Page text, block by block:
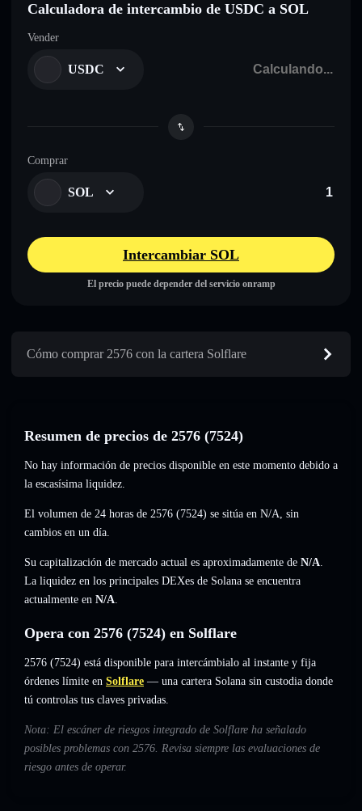
Calculadora de intercambio de USDC a SOL
Vender
USDC
Comprar
SOL
Intercambiar SOL
El precio puede depender del servicio onramp
Cómo comprar 2576 con la cartera Solflare
Resumen de precios de 2576 (7524)
No hay información de precios disponible en este momento debido a
la escasísima liquidez.
El volumen de 24 horas de 2576 (7524) se sitúa en N/A, sin
cambios en un día.
Su capitalización de mercado actual es aproximadamente de N/A.
La liquidez en los principales DEXes de Solana se encuentra
actualmente en N/A.
Opera con 2576 (7524) en Solflare
2576 (7524) está disponible para intercámbialo al instante y fija
órdenes límite en Solflare — una cartera Solana sin custodia donde
tú controlas tus claves privadas.
Nota: El escáner de riesgos integrado de Solflare ha señalado
posibles problemas con 2576. Revisa siempre las evaluaciones de
riesgo antes de operar.